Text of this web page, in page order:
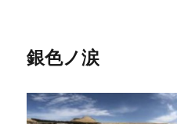
銀色ノ涙